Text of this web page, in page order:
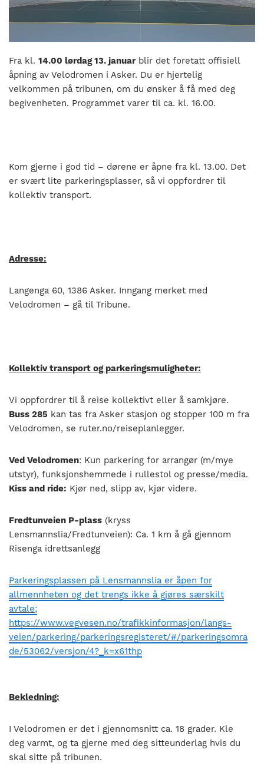
bli
en
folkesport.
Fra kl. 14.00 lørdag 13. januarblir det foretatt offisiell
åpning av Velodromen i Asker. Du er hjertelig
velkommen på tribunen, om du ønsker å få med deg
begivenheten. Programmet varer til ca. kl. 16.00.
Kom gjerne i god tid – dørene er åpne fra kl. 13.00. Det
er svært lite parkeringsplasser, så vi oppfordrer til
kollektiv transport.
Adresse:
Langenga 60, 1386 Asker. Inngang merket med
Velodromen – gå til Tribune.
Kollektiv transport og parkeringsmuligheter:
Vi oppfordrer til å reise kollektivt eller å samkjøre.
Buss 285 kan tas fra Asker stasjon og stopper 100 m fra
Velodromen, se ruter.no/reiseplanlegger.
Ved Velodromen: Kun parkering for arrangør (m/mye
utstyr), funksjonshemmede i rullestol og presse/media.
Kiss and ride: Kjør ned, slipp av, kjør videre.
Fredtunveien P-plass (kryss
Lensmannslia/Fredtunveien): Ca. 1 km å gå gjennom
Risenga idrettsanlegg
Parkeringsplassen på Lensmannslia er åpen for
allmennheten og det trengs ikke å gjøres særskilt
avtale;
https://www.vegvesen.no/trafikkinformasjon/langs-
veien/parkering/parkeringsregisteret/#/parkeringsomra
de/53062/versjon/4?_k=x61thp
Bekledning:
I Velodromen er det i gjennomsnitt ca. 18 grader. Kle
deg varmt, og ta gjerne med deg sitteunderlag hvis du
skal sitte på tribunen.